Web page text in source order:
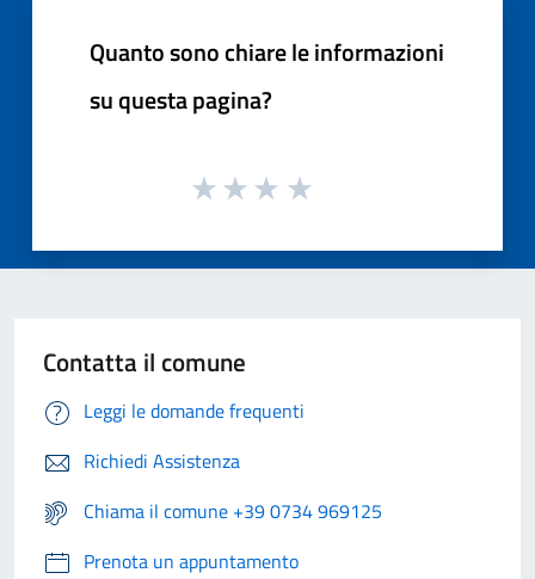
Quanto sono chiare le informazioni
su questa pagina?
Contatta il comune
Leggi le domande frequenti
Richiedi Assistenza
Chiama il comune +39 0734 969125
Prenota un appuntamento